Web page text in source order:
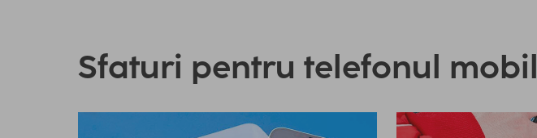
Sfaturi pentru telefonul mobil